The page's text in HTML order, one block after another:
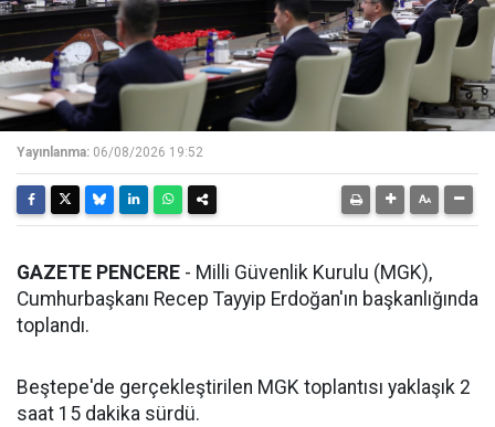
Yayınlanma: 06/08/2026 19:52
GAZETE PENCERE - Milli Güvenlik Kurulu (MGK),
Cumhurbaşkanı Recep Tayyip Erdoğan'ın başkanlığında
toplandı.
Beştepe'de gerçekleştirilen MGK toplantısı yaklaşık 2
saat 15 dakika sürdü.